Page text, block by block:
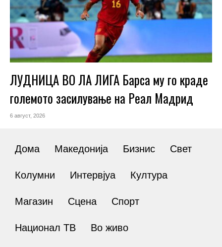
ЛУДНИЦА ВО ЛА ЛИГА Барса му го краде
големото засилување на Реал Мадрид
6 август, 2026
Дома Македонија Бизнис Свет
Колумни Интервјуа Култура
Магазин Сцена Спорт
Национал ТВ Во живо